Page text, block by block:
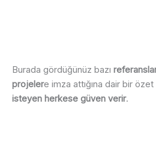
Burada gördüğünüz bazı
projelere imza attığına dair bir özet
isteyen herkese güven verir.